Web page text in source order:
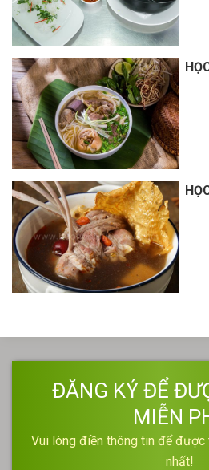
ĐĂNG KÝ ĐỂ
MIỄN
Vui lòng điền thông tin để được
nhất!